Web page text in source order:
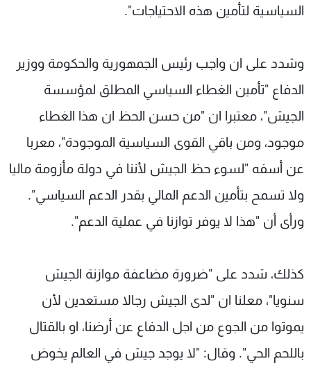
السياسية لتأمين هذه الاحتياجات".
وشدد على ان واجب رئيس الجمهورية والحكومة ووزير
الدفاع "تأمين الغطاء السياسي المطلق لمؤسسة
الجيش"، معتبرا ان "من حسن الحظ ان هذا الغطاء
موجود، ومن باقي القوى السياسية الموجودة"، معربا
عن أسفه "لسوء حظ الجيش لأننا في دولة مأزومة ماليا
ولا تسمح بتأمين الدعم المالي بقدر الدعم السياسي".
ورأى أن "هذا لا يوفر توازنا في عملية الدعم".
كذلك، شدد على "ضرورة مضاعفة موازنة الجيش
سنويا"، معلنا ان "لدى الجيش رجالا مستعدين لأن
يموتوا من الجوع من اجل الدفاع عن أرضنا، او بالقتال
باللحم الحي". وقال: "لا يوجد جيش في العالم يخوض